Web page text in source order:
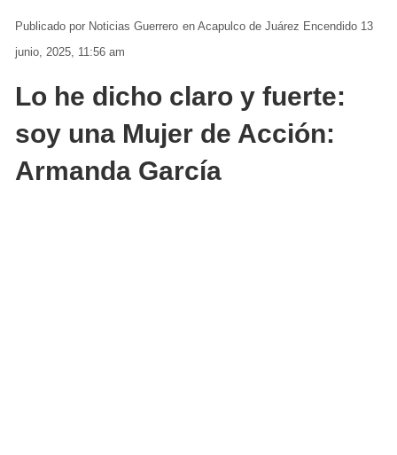
Noticias Guerrero en Acapulco de Juárez Encendido 13
junio, 2025, 11:56 am
Lo he dicho claro y fuerte:
soy una Mujer de Acción:
Armanda García